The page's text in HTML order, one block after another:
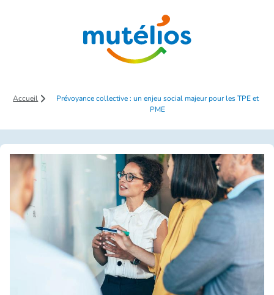
Accueil
Prévoyance collective : un enjeu social majeur pour les TPE et
PME